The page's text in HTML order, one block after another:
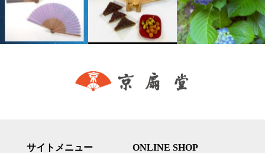
サイトメニュー ONLINE SHOP